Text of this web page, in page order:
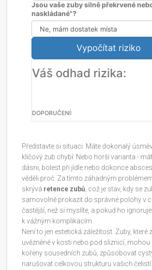
Jsou vaše zuby silně překrvené
naskládané"?
Vypočítat riziko
Váš odhad rizika:
DOPORUČENÍ:
Představte si situaci: Máte dokonalý
klíčový zub chybí. Nebo horší varianta -
dásni, bolest při jídle nebo dokonce
věděli proč. Za tímto záhadným
skrývá retence zubů, což je stav, kdy se
samovolně prokazit do správné polohy v
častější, než si myslíte, a pokud ho
k vážným komplikacím.
Není to jen estetická záležitost. Zuby, které
uvězněné v kosti nebo pod sliznicí,
kořeny sousedních zubů, způsobovat
narušovat celkovou strukturu vašich